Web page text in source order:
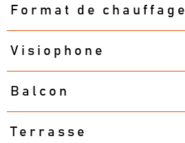
Format de chauffage
Visiophone
Balcon
Terrasse